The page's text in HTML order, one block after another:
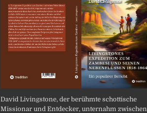
David Livingstone, der berühmte schottische
Missionar und Entdecker, unternahm zwischen